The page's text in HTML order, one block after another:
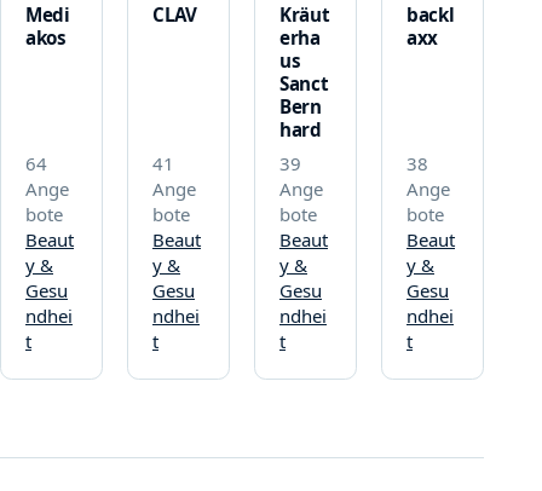
Medi
akos
64
Ange
bote
Beaut
y &
Gesu
ndhei
t
CLAV
41
Ange
bote
Beaut
y &
Gesu
ndhei
t
Kräut
erha
us
Sanct
Bern
hard
39
Ange
bote
Beaut
y &
Gesu
ndhei
t
backl
axx
38
Ange
bote
Beaut
y &
Gesu
ndhei
t